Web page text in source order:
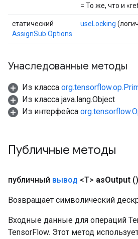
= То же, что и
статический
AssignSub.Options
useLocking
Унаследованные методы
Из класса
Из класса java.lang.Object
Из интерфейса
Публичные методы
публичный вывод <T> asOutput ()
Возвращает символический
Входные данные для операций
TensorFlow. Этот метод